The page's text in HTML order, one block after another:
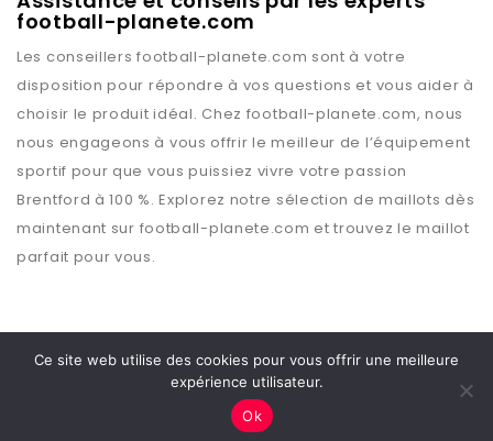
football-planete.com
Les conseillersfootball-planete.com sont à votre
disposition pour répondre à vos questions et vous aider à
choisir le produit idéal. Chez football-planete.com, nous
nous engageons à vous offrir le meilleur de l’équipement
sportif pour que vous puissiez vivre votre passion
Brentford à 100 %. Explorez notre sélection de maillots dès
maintenant sur football-planete.com et trouvez le maillot
parfait pour vous.
Copyright © 2026 Football Planète
Ce site web utilise des cookies pour vous offrir une meilleure
expérience utilisateur.
Ok